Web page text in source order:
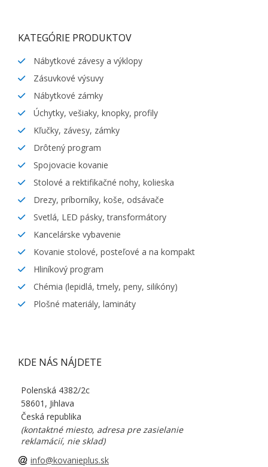
KATEGÓRIE PRODUKTOV
Nábytkové závesy a výklopy
Zásuvkové výsuvy
Nábytkové zámky
Úchytky, vešiaky, knopky, profily
Kľučky, závesy, zámky
Drôtený program
Spojovacie kovanie
Stolové a rektifikačné nohy, kolieska
Drezy, príborníky, koše, odsávače
Svetlá, LED pásky, transformátory
Kancelárske vybavenie
Kovanie stolové, posteľové a na kompakt
Hliníkový program
Chémia (lepidlá, tmely, peny, silikóny)
Plošné materiály, lamináty
KDE NÁS NÁJDETE
Polenská 4382/2c
58601, Jihlava
Česká republika
(kontaktné miesto, adresa pre zasielanie
reklamácií, nie sklad)
info@kovanieplus.sk